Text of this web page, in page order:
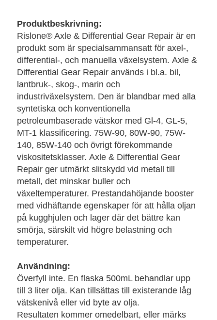
Produktbeskrivning:
Rislone® Axle & Differential Gear Repair är en
produkt som är specialsammansatt för axel-,
differential-, och manuella växelsystem. Axle &
Differential Gear Repair används i bl.a. bil,
lantbruk-, skog-, marin och
industriväxelsystem. Den är blandbar med alla
syntetiska och konventionella
petroleumbaserade vätskor med Gl-4, GL-5,
MT-1 klassificering. 75W-90, 80W-90, 75W-
140, 85W-140 och övrigt förekommande
viskositetsklasser. Axle & Differential Gear
Repair ger utmärkt slitskydd vid metall till
metall, det minskar buller och
växeltemperaturer. Prestandahöjande booster
med vidhäftande egenskaper för att hålla oljan
på kugghjulen och lager där det bättre kan
smörja, särskilt vid högre belastning och
temperaturer.
Användning:
Överfyll inte. En flaska 500mL behandlar upp
till 3 liter olja. Kan tillsättas till existerande låg
vätskenivå eller vid byte av olja.
Resultaten kommer omedelbart, eller märks